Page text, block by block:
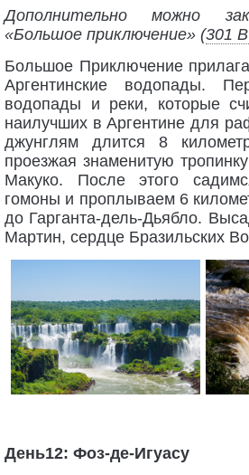
Дополнительно можно
«Большое приключение» (301
Большое Приключение
Аргентинские водопады.
водопады и реки, которые
наилучших в Аргентине для
джунглям длится 8
проезжая знаменитую
Макуко. После этого
гомоны и проплываем 6
до Гарганта-дель-Дьябло.
Мартин, сердце Бразильских
День12: Фоз-де-Игуасу